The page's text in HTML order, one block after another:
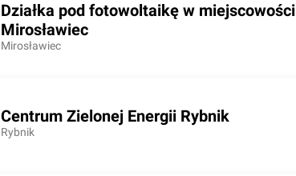
Działka pod fotowoltaikę w miejscowości
Mirosławiec
Mirosławiec
Centrum Zielonej Energii Rybnik
Rybnik